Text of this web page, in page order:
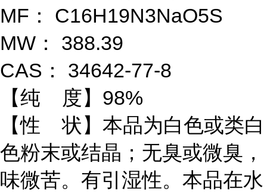
MF：
C16H19N3NaO5S
MW：
388.39
CAS：
34642-77-8
【纯 度】98%
【性 状】本品为白色或类白
色粉末或结晶；无臭或微臭，
味微苦。有引湿性。本品在水